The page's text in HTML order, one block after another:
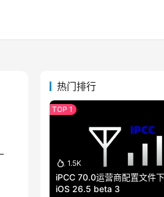
热门排行
1.5K
iPCC 70.0运营商配置文件
iOS 26.5 beta 3